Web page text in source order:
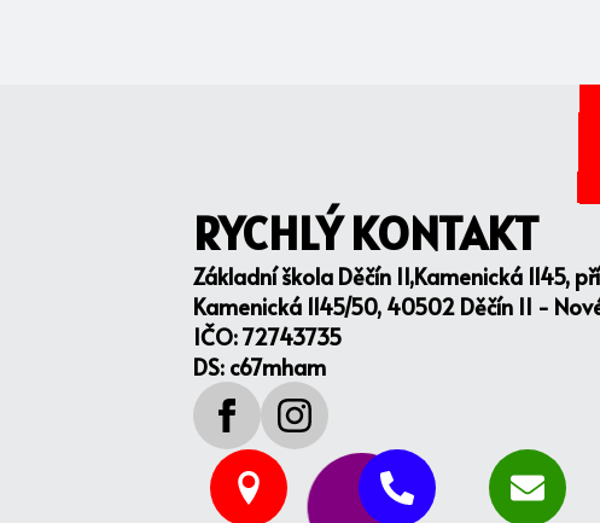
RYCHLÝ KONTAKT
Základní škola Děčín II,Kamenická 1145,
Kamenická 1145/50, 40502 Děčín II -
IČO: 72743735
DS: c67mham